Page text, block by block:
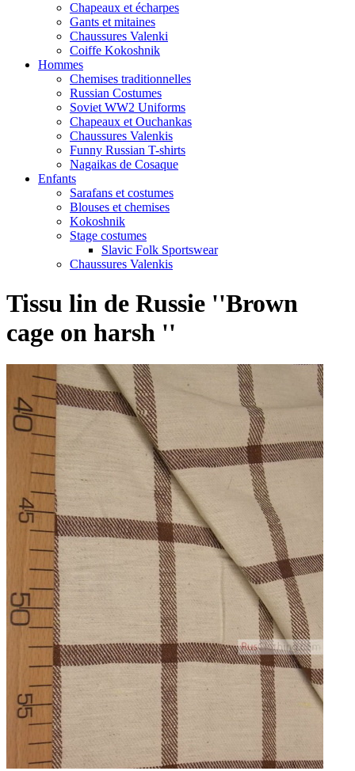
Chapeaux et écharpes
Gants et mitaines
Chaussures Valenki
Coiffe Kokoshnik
Hommes
Chemises traditionnelles
Russian Costumes
Soviet WW2 Uniforms
Chapeaux et Ouchankas
Chaussures Valenkis
Funny Russian T-shirts
Nagaikas de Cosaque
Enfants
Sarafans et costumes
Blouses et chemises
Kokoshnik
Stage costumes
Slavic Folk Sportswear
Chaussures Valenkis
Tissu lin de Russie ''Brown
cage on harsh ''